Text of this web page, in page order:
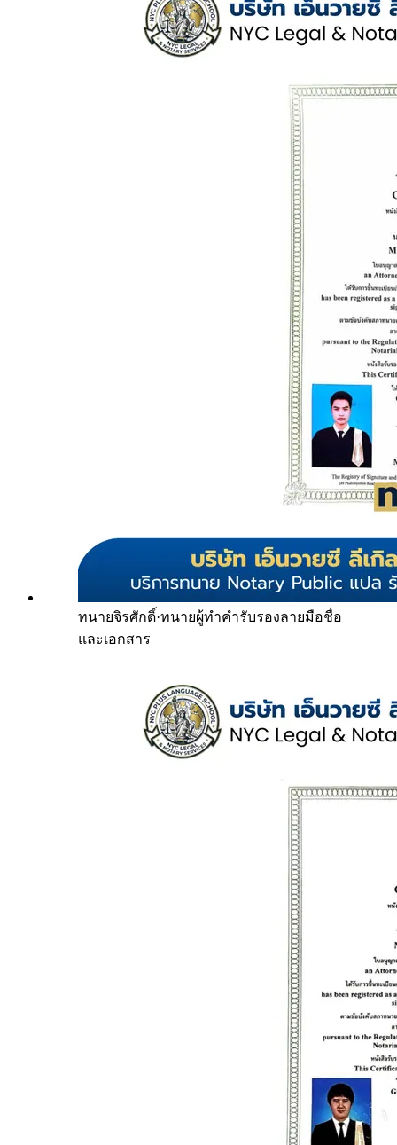
ทนายจิรศักดิ์·ทนายผู้ทำคำรับรองลายมือชื่อ
และเอกสาร